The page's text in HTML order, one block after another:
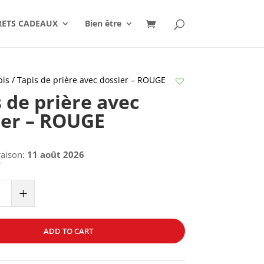
CADEAUX Bien être
/ Tapis de prière avec dossier – ROUGE
de prière avec
– ROUGE
11 août 2026
+
ADD TO CART